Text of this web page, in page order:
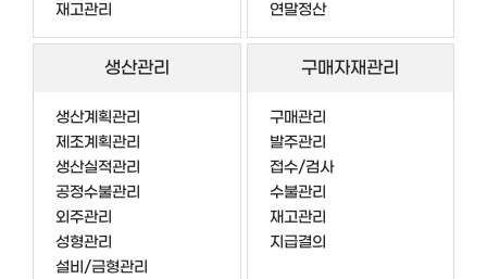
재고관리
연말정산
생산관리
생산계획관리
제조계획관리
생산실적관리
공정수불관리
외주관리
성형관리
설비/금형관리
구매자재관리
구매관리
발주관리
접수/검사
수불관리
재고관리
지급결의